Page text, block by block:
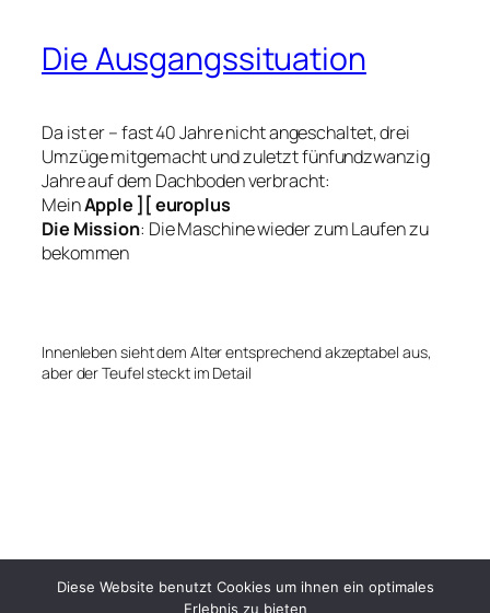
Die Ausgangssituation
Da ist er – fast 40 Jahre nicht angeschaltet, drei
Umzüge mitgemacht und zuletzt fünfundzwanzig
Jahre auf dem Dachboden verbracht:
MeinApple ][europlus
Die Mission: Die Maschine wieder zum Laufen zu
bekommen
Innenleben sieht dem Alter entsprechend akzeptabel aus,
aber der Teufel steckt im Detail
Diese Website benutzt Cookies um ihnen ein optimales
Erlebnis zu bieten